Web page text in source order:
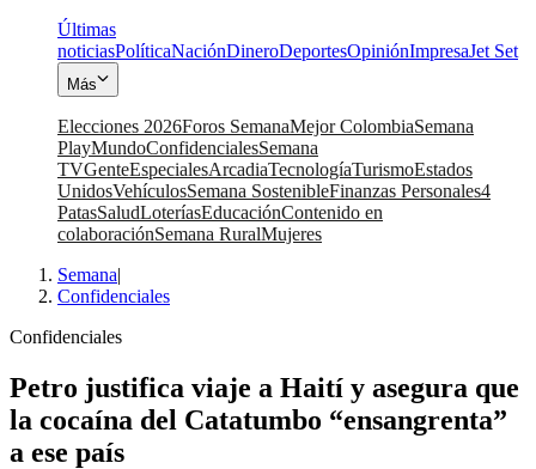
Últimas
noticiasPolíticaNaciónDineroDeportesOpiniónImpresaJet Set
Más
Elecciones 2026Foros SemanaMejor ColombiaSemana
PlayMundoConfidencialesSemana
TVGenteEspecialesArcadiaTecnologíaTurismoEstados
UnidosVehículosSemana SostenibleFinanzas Personales4
PatasSaludLoteríasEducaciónContenido en
colaboraciónSemana RuralMujeres
Semana|
Confidenciales
Confidenciales
Petro justifica viaje a Haití y asegura que
la cocaína del Catatumbo “ensangrenta”
a ese país